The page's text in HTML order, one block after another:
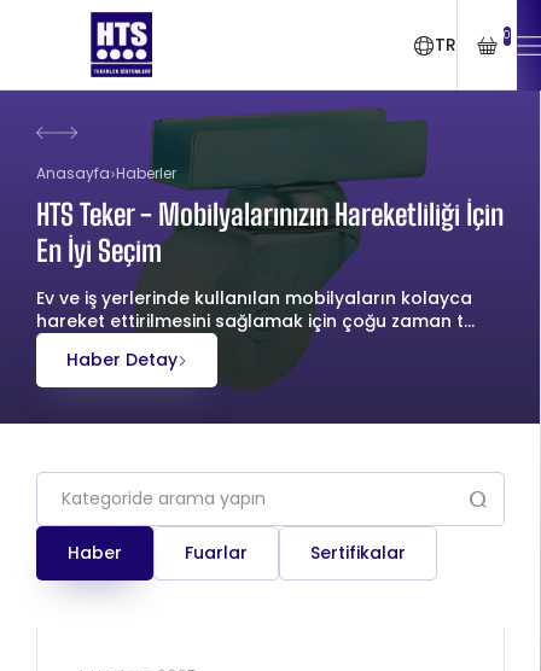
TR 0
Anasayfa Haberler
HTS Teker - Mobilyalarınızın Hareketliliği İçin
En İyi Seçim
Ev ve iş yerlerinde kullanılan mobilyaların kolayca
hareket ettirilmesini sağlamak için çoğu zaman t...
Haber Detay
Haber Fuarlar Sertifikalar